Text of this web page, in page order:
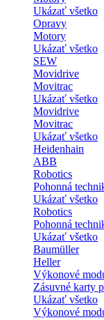
Ukázať všetko
Opravy
Motory
Ukázať všetko
SEW
Movidrive
Movitrac
Ukázať všetko
Movidrive
Movitrac
Ukázať všetko
Heidenhain
ABB
Robotics
Pohonná
Ukázať všetko
Robotics
Pohonná
Ukázať všetko
Baumüller
Heller
Výkonové
Zásuvné karty
Ukázať všetko
Výkonové